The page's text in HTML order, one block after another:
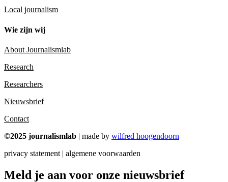
Local journalism
Wie zijn wij
About Journalismlab
Research
Researchers
Nieuwsbrief
Contact
©2025 journalismlab | made by wilfred hoogendoorn
privacy statement | algemene voorwaarden
Meld je aan voor onze nieuwsbrief